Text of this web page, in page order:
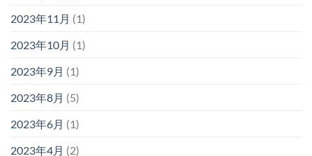
2023年11月 (1)
2023年10月 (1)
2023年9月 (1)
2023年8月 (5)
2023年6月 (1)
2023年4月 (2)